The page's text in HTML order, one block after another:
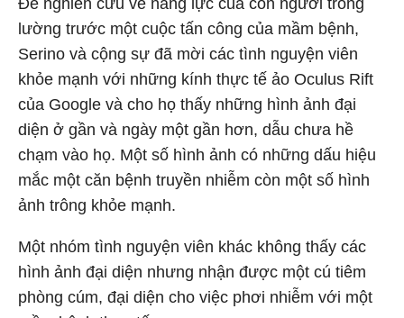
Để nghiên cứu về năng lực của con người trong
lường trước một cuộc tấn công của mầm bệnh,
Serino và cộng sự đã mời các tình nguyện viên
khỏe mạnh với những kính thực tế ảo Oculus Rift
của Google và cho họ thấy những hình ảnh đại
diện ở gần và ngày một gần hơn, dẫu chưa hề
chạm vào họ. Một số hình ảnh có những dấu hiệu
mắc một căn bệnh truyền nhiễm còn một số hình
ảnh trông khỏe mạnh.
Một nhóm tình nguyện viên khác không thấy các
hình ảnh đại diện nhưng nhận được một cú tiêm
phòng cúm, đại diện cho việc phơi nhiễm với một